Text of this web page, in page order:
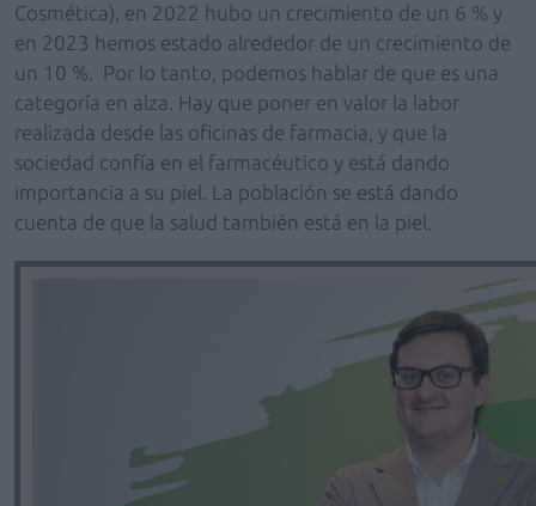
Cosmética), en 2022 hubo un crecimiento de un 6 % y
en 2023 hemos estado alrededor de un crecimiento de
un 10 %. Por lo tanto, podemos hablar de que es una
categoría en alza. Hay que poner en valor la labor
realizada desde las oficinas de farmacia, y que la
sociedad confía en el farmacéutico y está dando
importancia a su piel. La población se está dando
cuenta de que la salud también está en la piel.